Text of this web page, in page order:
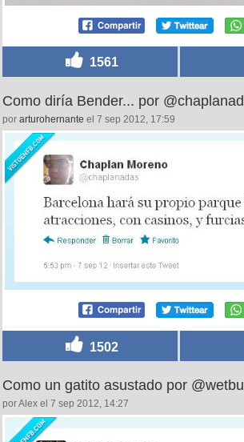
1561
Como diría Bender... por
por arturohernante el 7 sep 2012, 17:59
1502
Como un gatito asustado por
por Alex el 7 sep 2012, 14:27